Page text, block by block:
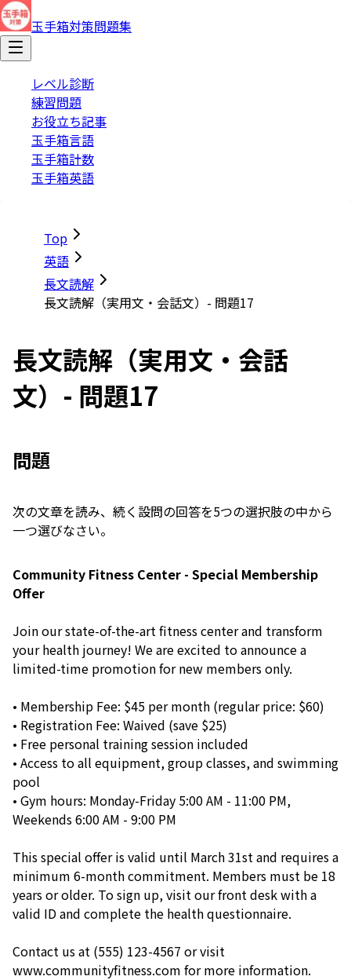
玉手箱対策問題集
レベル診断
練習問題
お役立ち記事
玉手箱言語
玉手箱計数
玉手箱英語
Top
英語
長文読解
長文読解（実用文・会話文）- 問題17
長文読解（実用文・会話
文）- 問題17
問題
次の文章を読み、続く設問の回答を5つの選択肢の中から
一つ選びなさい。
Community Fitness Center - Special Membership
Offer
Join our state-of-the-art fitness center and transform
your health journey! We are excited to announce a
limited-time promotion for new members only.
• Membership Fee: $45 per month (regular price: $60)
• Registration Fee: Waived (save $25)
• Free personal training session included
• Access to all equipment, group classes, and swimming
pool
• Gym hours: Monday-Friday 5:00 AM - 11:00 PM,
Weekends 6:00 AM - 9:00 PM
This special offer is valid until March 31st and requires a
minimum 6-month commitment. Members must be 18
years or older. To sign up, visit our front desk with a
valid ID and complete the health questionnaire.
Contact us at (555) 123-4567 or visit
www.communityfitness.com for more information.